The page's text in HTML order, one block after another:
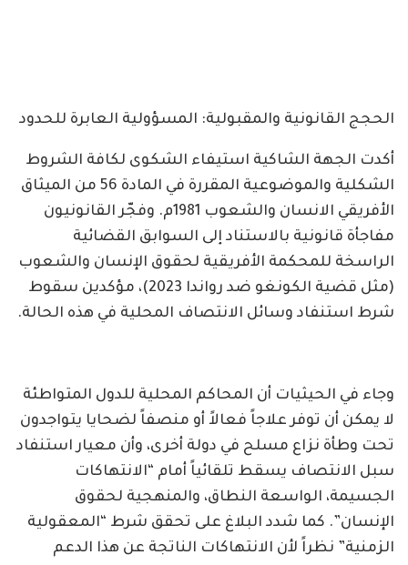
الحجج القانونية والمقبولية: المسؤولية العابرة للحدود
أكدت الجهة الشاكية استيفاء الشكوى لكافة الشروط
الشكلية والموضوعية المقررة في المادة 56 من الميثاق
الأفريقي الانسان والشعوب 1981م. وفجّر القانونيون
مفاجأة قانونية بالاستناد إلى السوابق القضائية
الراسخة للمحكمة الأفريقية لحقوق الإنسان والشعوب
(مثل قضية الكونغو ضد رواندا 2023)، مؤكدين سقوط
شرط استنفاد وسائل الانتصاف المحلية في هذه الحالة.
وجاء في الحيثيات أن المحاكم المحلية للدول المتواطئة
لا يمكن أن توفر علاجاً فعالاً أو منصفاً لضحايا يتواجدون
تحت وطأة نزاع مسلح في دولة أخرى، وأن معيار استنفاد
سبل الانتصاف يسقط تلقائياً أمام “الانتهاكات
الجسيمة، الواسعة النطاق، والمنهجية لحقوق
الإنسان”. كما شدد البلاغ على تحقق شرط “المعقولية
الزمنية” نظراً لأن الانتهاكات الناتجة عن هذا الدعم